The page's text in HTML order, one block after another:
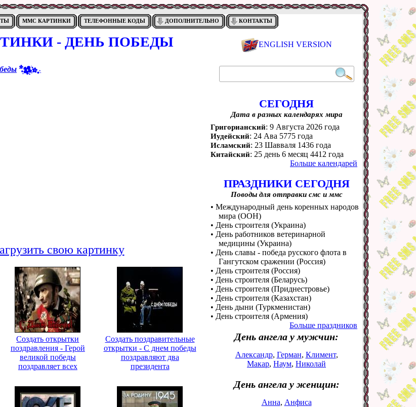
ММС КАРТИНКИ ТЕЛЕФОННЫЕ КОДЫ ДОПОЛНИТЕЛЬНО КОНТАКТЫ
- ДЕНЬ ПОБЕДЫ
свою картинку
Создать открытки
поздравления - Герой
великой победы
поздравляет всех
Создать поздравительные
открытки - С днем победы
поздравляют два
президента
ENGLISH VERSION
СЕГОДНЯ
Дата в разных календарях мира
Григорианский: 9 Августа 2026 года
Иудейский: 24 Ава 5775 года
Исламский: 23 Шавваля 1436 года
Китайский: 25 день 6 месяц 4412 года
Больше календарей
ПРАЗДНИКИ СЕГОДНЯ
Поводы для отправки смс и ммс
• Международный день коренных народов
мира (ООН)
• День строителя (Украина)
• День работников ветеринарной
медицины (Украина)
• День славы - победа русского флота в
Гангутском сражении (Россия)
• День строителя (Россия)
• День строителя (Беларусь)
• День строителя (Приднестровье)
• День строителя (Казахстан)
• День дыни (Туркменистан)
• День строителя (Армения)
Больше праздников
День ангела у мужчин:
Александр, Герман, Климент,
Макар, Наум, Николай
День ангела у женщин:
Анна, Анфиса